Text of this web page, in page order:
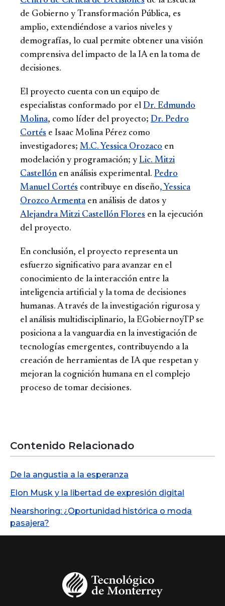
de Gobierno y Transformación Pública, es
amplio, extendiéndose a varios niveles y
demografías, lo cual permite obtener una visión
comprensiva del impacto de la IA en la toma de
decisiones.
El proyecto cuenta con un equipo de
especialistas conformado por el Dr. Edmundo
Molina, como líder del proyecto; Dr. Pedro
Cortés e Isaac Molina Pérez como
investigadores; M.C. Yessica Orozaco en
modelación y programación; y Lic. Mitzi
Castellónen análisis experimental. Pedro
Manuel Cortés contribuye en diseño, Yessica
Orozco Armentaen análisis de datos y
Alejandra Mitzi Castellón Flores en la ejecución
del proyecto.
En conclusión, el proyecto representa un
esfuerzo significativo para avanzar en el
conocimiento de la interacción entre la
inteligencia artificial y la toma de decisiones
humanas. A través de la investigación rigurosa y
el análisis multidisciplinario, la EGobiernoyTP se
posiciona a la vanguardia en la investigación de
tecnologías emergentes, contribuyendo a la
creación de herramientas de IA que respetan y
mejoran la cognición humana en el complejo
proceso de tomar decisiones.
Contenido Relacionado
De la angustia a la esperanza
Elon Musk y la libertad de expresión digital
Nearshoring: ¿Oportunidad histórica o moda
pasajera?